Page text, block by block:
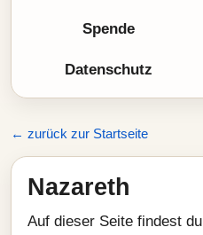
Spende
Datenschutz
← zurück zur Startseite
Nazareth
Auf dieser Seite findest